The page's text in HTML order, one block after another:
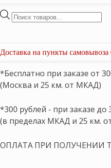
Поиск
Доставка на пункты
*Бесплатно при заказе от
(Москва и 25 км. от МКАД)
*300 рублей - при заказе до
(в пределах МКАД и 25 км.
ОПЛАТА ПРИ ПОЛУЧЕНИИ